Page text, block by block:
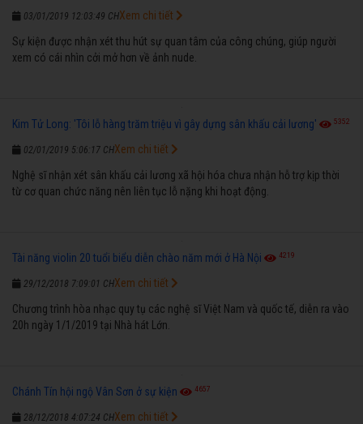
03/01/2019 12:03:49 CH
Sự kiện được nhận xét thu hút sự quan tâm của công chúng, giúp người
xem có cái nhìn cởi mở hơn về ảnh nude.
Xem chi tiết
Kim Tử Long: 'Tôi lỗ hàng trăm triệu vì gây dựng sân khấu cải lương' 5352
02/01/2019 5:06:17 CH
Nghệ sĩ nhận xét sân khấu cải lương xã hội hóa chưa nhận hỗ trợ kịp thời
từ cơ quan chức năng nên liên tục lỗ nặng khi hoạt động.
Xem chi tiết
Tài năng violin 20 tuổi biểu diễn chào năm mới ở Hà Nội 4219
29/12/2018 7:09:01 CH
Chương trình hòa nhạc quy tụ các nghệ sĩ Việt Nam và quốc tế, diễn ra vào
20h ngày 1/1/2019 tại Nhà hát Lớn.
Xem chi tiết
Chánh Tín hội ngộ Vân Sơn ở sự kiện 4657
28/12/2018 4:07:24 CHXem chi tiết